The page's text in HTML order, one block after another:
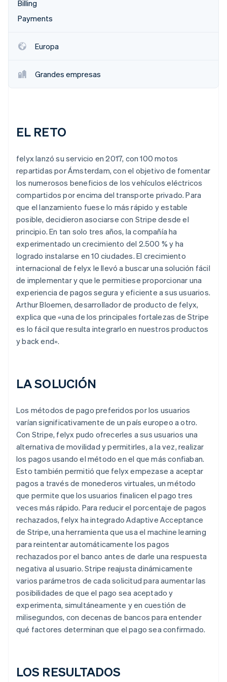
Prevención de fraude
Constitución de una startup
Eliminación de dióxido de carbono
Identity
Stripe Sessions 2026
Descubre cómo Stripe está construyendo la
para la IA.
Ver ahora
Socios
Billing
Payments
Europa
Grandes empresas
EL RETO
felyx lanzó su servicio en 2017, con 100 motos
repartidas por Ámsterdam, con el objetivo de fomentar
los numerosos beneficios de los vehículos eléctricos
compartidos por encima del transporte privado. Para
que el lanzamiento fuese lo más rápido y estable
posible, decidieron asociarse con Stripe desde el
principio. En tan solo tres años, la compañía ha
experimentado un crecimiento del 2.500 % y ha
logrado instalarse en 10 ciudades. El crecimiento
internacional de felyx le llevó a buscar una solución fácil
de implementar y que le permitiese proporcionar una
experiencia de pagos segura y eficiente a sus usuarios.
Arthur Bloemen, desarrollador de producto de felyx,
explica que «una de los principales fortalezas de Stripe
es lo fácil que resulta integrarlo en nuestros productos
y back end».
LA SOLUCIÓN
Los métodos de pago preferidos por los usuarios
varían significativamente de un país europeo a otro.
Con Stripe, felyx pudo ofrecerles a sus usuarios una
alternativa de movilidad y permitirles, a la vez, realizar
los pagos usando el método en el que más confiaban.
Esto también permitió que felyx empezase a aceptar
pagos a través de monederos virtuales, un método
que permite que los usuarios finalicen el pago tres
veces más rápido. Para reducir el porcentaje de pagos
rechazados, felyx ha integrado Adaptive Acceptance
de Stripe, una herramienta que usa el machine learning
para reintentar automáticamente los pagos
rechazados por el banco antes de darle una respuesta
negativa al usuario. Stripe reajusta dinámicamente
varios parámetros de cada solicitud para aumentar las
posibilidades de que el pago sea aceptado y
experimenta, simultáneamente y en cuestión de
milisegundos, con decenas de bancos para entender
qué factores determinan que el pago sea confirmado.
LOS RESULTADOS